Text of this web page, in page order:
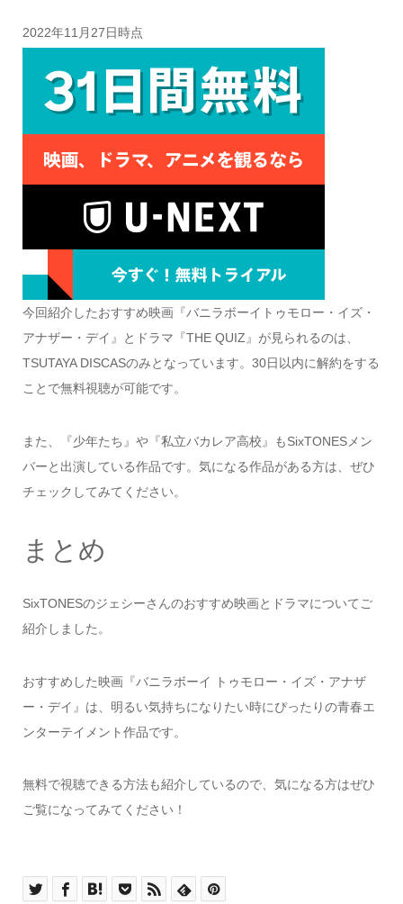
2022年11月27日時点
今回紹介したおすすめ映画『バニラボーイトゥモロー・イズ・
アナザー・デイ』とドラマ『THE QUIZ』が見られるのは、
TSUTAYA DISCASのみとなっています。30日以内に解約をする
ことで無料視聴が可能です。
また、『少年たち』や『私立バカレア高校』もSixTONESメン
バーと出演している作品です。気になる作品がある方は、ぜひ
チェックしてみてください。
まとめ
SixTONESのジェシーさんのおすすめ映画とドラマについてご
紹介しました。
おすすめした映画『バニラボーイ トゥモロー・イズ・アナザ
ー・デイ』は、明るい気持ちになりたい時にぴったりの青春エ
ンターテイメント作品です。
無料で視聴できる方法も紹介しているので、気になる方はぜひ
ご覧になってみてください！